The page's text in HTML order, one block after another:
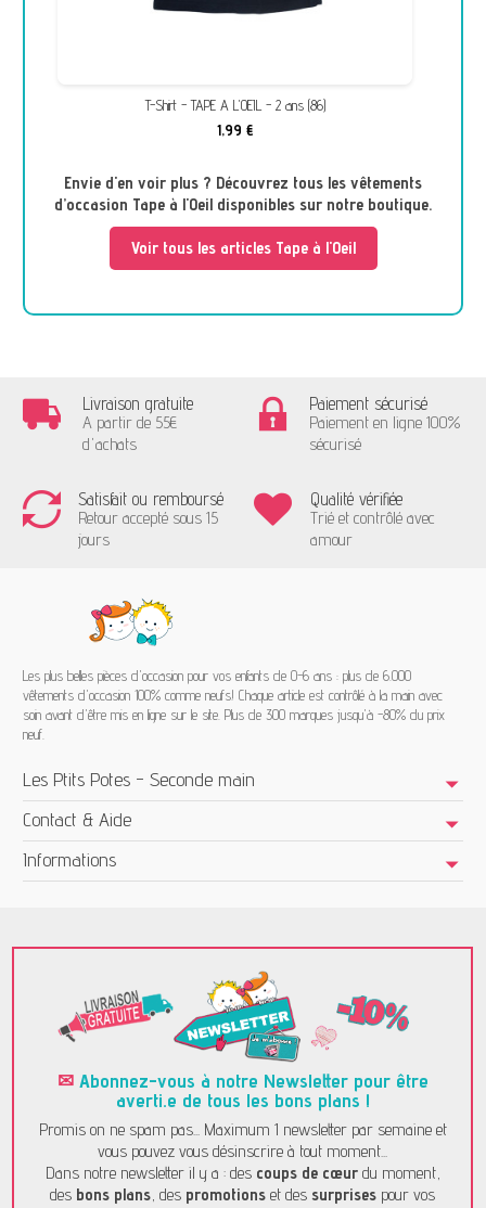
T-Shirt - TAPE A L'OEIL - 2 ans (86)
1,99 €
Envie d'en voir plus ? Découvrez tous les vêtements
d’occasion Tape à l'Oeil disponibles sur notre boutique.
Voir tous les articles Tape à l'Oeil
Livraison gratuite
A partir de 55€
d'achats
Paiement sécurisé
Paiement en ligne 100%
sécurisé
Satisfait ou remboursé
Retour accepté sous 15
jours
Qualité vérifiée
Trié et contrôlé avec
amour
Les plus belles pièces d'occasion pour vos enfants de 0-6 ans : plus de 6.000
vêtements d'occasion 100% comme neufs! Chaque article est contrôlé à la main avec
soin avant d'être mis en ligne sur le site. Plus de 300 marques jusqu'à -80% du prix
neuf.
Les Ptits Potes - Seconde main
Contact & Aide
Informations
✉ Abonnez-vous à notre Newsletter pour être
averti.e de tous les bons plans !
Promis on ne spam pas... Maximum 1 newsletter par semaine et
vous pouvez vous désinscrire à tout moment...
Dans notre newsletter il y a : des coups de cœurdu moment,
des bons plans, des promotions et dessurprises pour vos